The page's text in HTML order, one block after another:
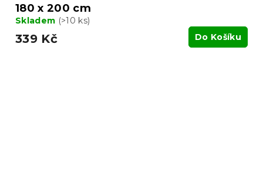
180 x 200 cm
Skladem (>10 ks)
339 Kč Do Košíku